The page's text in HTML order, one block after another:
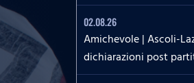
02.08.26
Amichevole | Ascoli-
dichiarazioni post